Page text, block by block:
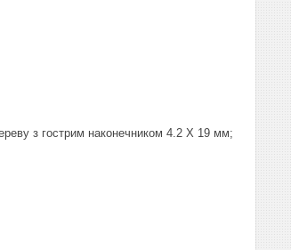
з гострим наконечником 4.2 Х 19 мм;